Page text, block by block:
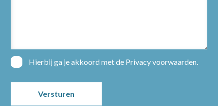
Hierbij ga je akkoord met de Privacy voorwaarden.